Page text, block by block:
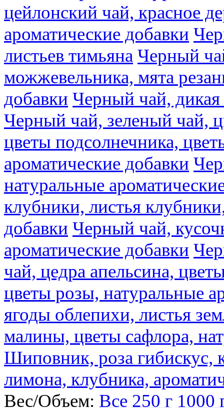
цейлонский чай, красное
ароматические добавки
листьев тимьяна Черный
можжевельника, мята
добавки Черный чай,
Черный чай, зеленый чай,
цветы подсолнечника,
ароматические добавки
натуральные
клубники, листья
добавки Черный чай,
ароматические добавки
чай, цедра апельсина,
цветы розы, натуральные
ягоды облепихи, листья
малины, цветы сафлора,
Шиповник, роза гибискус,
лимона, клубника,
Вес/Объем: Все 250 г 1000